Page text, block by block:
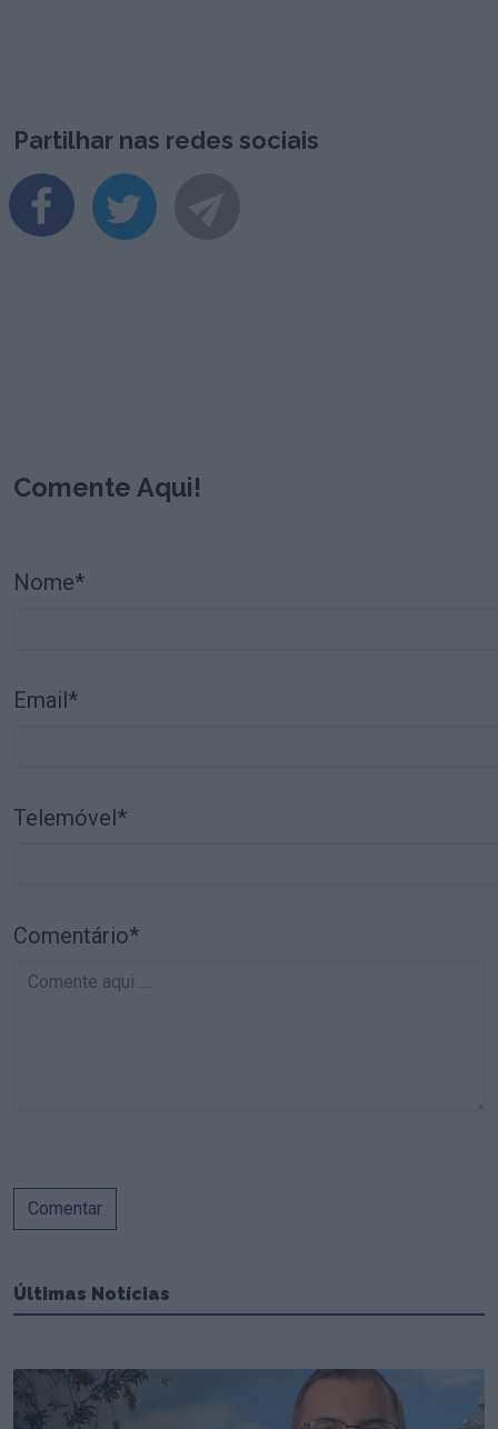
Partilhar nas redes sociais
Comente Aqui!
Nome*
Email*
Telemóvel*
Comentário*
Comentar
Últimas Notícias